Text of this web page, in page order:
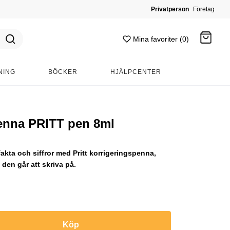
Privatperson Företag
Mina favoriter (0)
BÖCKER HJÄLPCENTER
PRITT pen 8ml
och siffror med Pritt korrigeringspenna,
går att skriva på.
Köp